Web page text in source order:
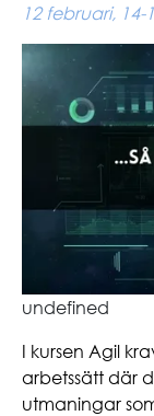
12 februari, 14-
undefined
I kursen Agil
arbetssätt där
utmaningar